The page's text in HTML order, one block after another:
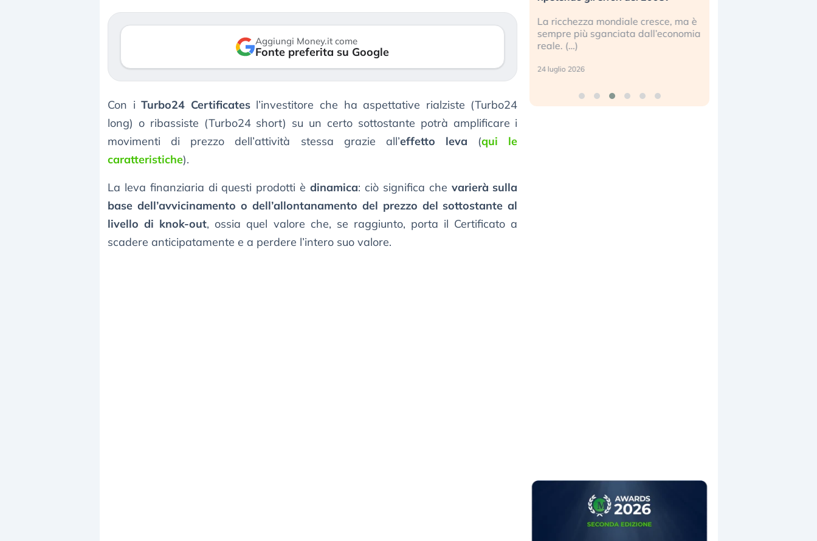
Aggiungi Money.it come
Fonte preferita su Google
Con iTurbo24 Certificatesl’investitore che ha aspettative rialziste (Turbo24
long) o ribassiste (Turbo24 short) su un certo sottostante potrà amplificare i
movimenti di prezzo dell’attività stessa grazie all’effetto leva (qui le
caratteristiche).
La leva finanziaria di questi prodotti èdinamica: ciò significa che varierà sulla
base dell’avvicinamento o dell’allontanamento del prezzo del sottostante al
livello di knok-out, ossia quel valore che, se raggiunto, porta il Certificato a
scadere anticipatamente e a perdere l’intero suo valore.
3 agosto 2026
Kospi, mentre gli investitori retail (…)
30 luglio 2026
La ricchezza mondiale cresce, ma è
sempre più sganciata dall’economia
reale. (…)
24 luglio 2026